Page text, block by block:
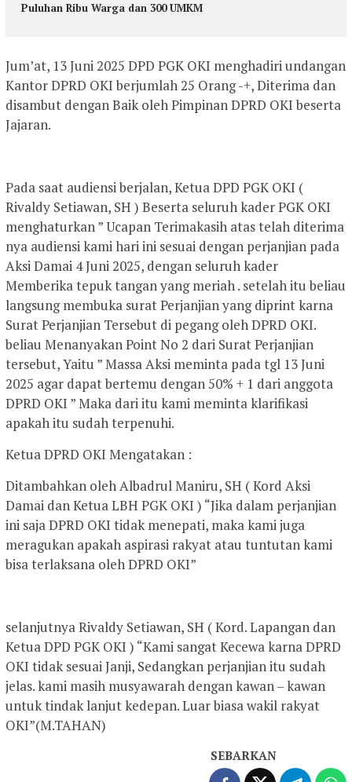
Puluhan Ribu Warga dan 300 UMKM
Jum’at, 13 Juni 2025 DPD PGK OKI menghadiri undangan
Kantor DPRD OKI berjumlah 25 Orang -+, Diterima dan
disambut dengan Baik oleh Pimpinan DPRD OKI beserta
Jajaran.
Pada saat audiensi berjalan, Ketua DPD PGK OKI (
Rivaldy Setiawan, SH ) Beserta seluruh kader PGK OKI
menghaturkan ” Ucapan Terimakasih atas telah diterima
nya audiensi kami hari ini sesuai dengan perjanjian pada
Aksi Damai 4 Juni 2025, dengan seluruh kader
Memberika tepuk tangan yang meriah . setelah itu beliau
langsung membuka surat Perjanjian yang diprint karna
Surat Perjanjian Tersebut di pegang oleh DPRD OKI.
beliau Menanyakan Point No 2 dari Surat Perjanjian
tersebut, Yaitu ” Massa Aksi meminta pada tgl 13 Juni
2025 agar dapat bertemu dengan 50% + 1 dari anggota
DPRD OKI ” Maka dari itu kami meminta klarifikasi
apakah itu sudah terpenuhi.
Ketua DPRD OKI Mengatakan :
Ditambahkan oleh Albadrul Maniru, SH ( Kord Aksi
Damai dan Ketua LBH PGK OKI ) “Jika dalam perjanjian
ini saja DPRD OKI tidak menepati, maka kami juga
meragukan apakah aspirasi rakyat atau tuntutan kami
bisa terlaksana oleh DPRD OKI”
selanjutnya Rivaldy Setiawan, SH ( Kord. Lapangan dan
Ketua DPD PGK OKI ) “Kami sangat Kecewa karna DPRD
OKI tidak sesuai Janji, Sedangkan perjanjian itu sudah
jelas. kami masih musyawarah dengan kawan – kawan
untuk tindak lanjut kedepan. Luar biasa wakil rakyat
OKI”(M.TAHAN)
SEBARKAN